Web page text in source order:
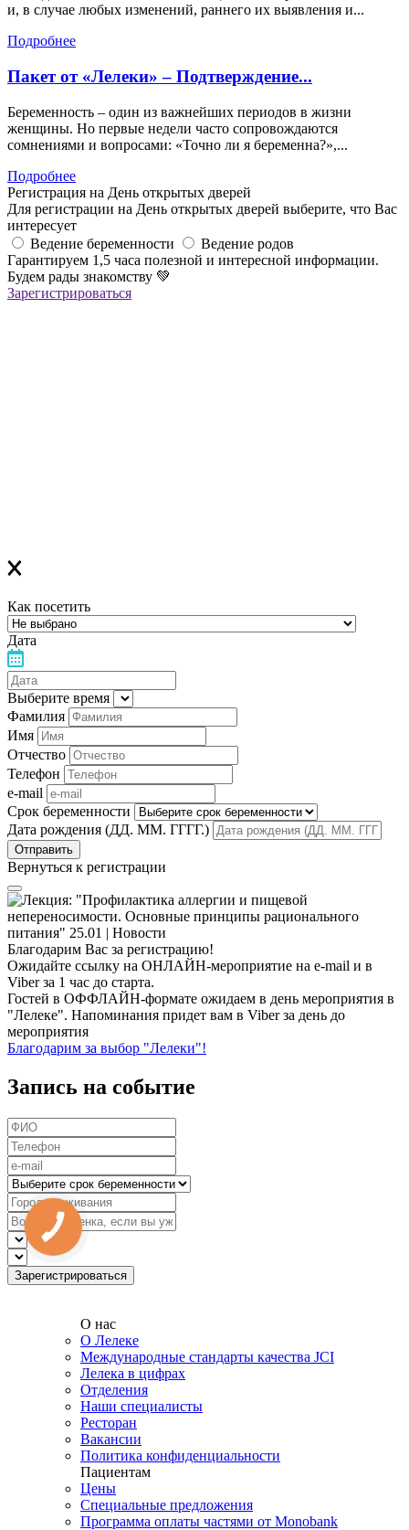
и, в случае любых изменений, раннего их выявления и...
Подробнее
Пакет от «Лелеки» – Подтверждение...
Беременность – один из важнейших периодов в жизни
женщины. Но первые недели часто сопровождаются
сомнениями и вопросами: «Точно ли я беременна?»,...
Подробнее
Регистрация на День открытых дверей
Для регистрации на День открытых дверей выберите, что Вас
интересует
Ведение беременности
Ведение родов
Гарантируем 1,5 часа полезной и интересной информации.
Будем рады знакомству 💚
Зарегистрироваться
Как посетить
Дата
Выберите время
Фамилия
Имя
Отчество
Телефон
e-mail
Срок беременности
Дата рождения (ДД. ММ. ГГГГ.)
Вернуться к регистрации
Благодарим Вас за регистрацию!
Ожидайте ссылку на ОНЛАЙН-мероприятие на e-mail и в
Viber за 1 час до старта.
Гостей в ОФФЛАЙН-формате ожидаем в день мероприятия в
"Лелеке". Напоминания придет вам в Viber за день до
мероприятия
Благодарим за выбор "Лелеки"!
Запись на событие
О нас
О Лелеке
Международные стандарты качества JCI
Лелека в цифрах
Отделения
Наши специалисты
Ресторан
Вакансии
Политика конфиденциальности
Пациентам
Цены
Специальные предложения
Программа оплаты частями от Monobank